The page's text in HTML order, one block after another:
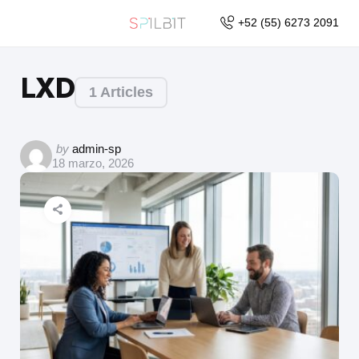
+52 (55) 6273 2091
1 Articles
LXD
by admin-sp
18 marzo, 2026